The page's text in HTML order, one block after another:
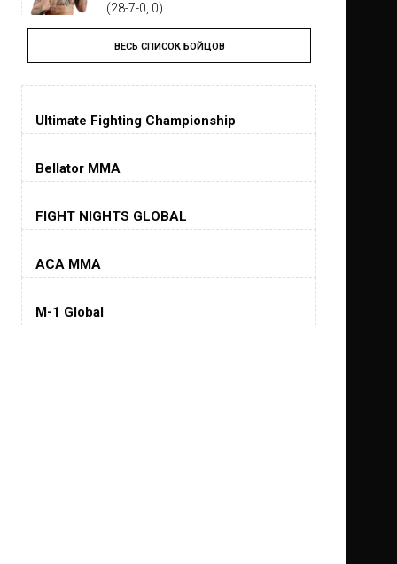
(28-7-0, 0)
Тайрон Вудли
Tyron Woodley
(19-5-1, 0)
Дастин Порье
(26-6-0, 1)
Jorge Masvidal
Колби Ковингтон
ВЕСЬ СПИСОК БОЙЦОВ
Ultimate Fighting Championship
Bellator MMA
FIGHT NIGHTS GLOBAL
ACA MMA
M-1 Global